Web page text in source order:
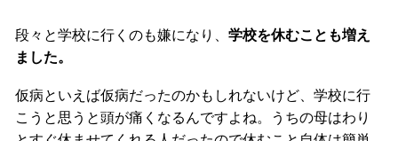
段々と学校に行くのも嫌になり、 学校を休むことも増え
ました。
仮病といえば仮病だったのかもしれないけど、学校に行
こうと思うと頭が痛くなるんですよね。うちの母はわり